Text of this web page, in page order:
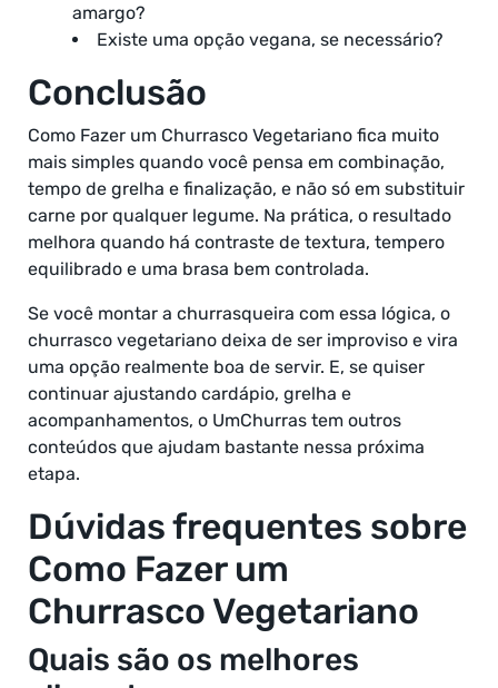
amargo?
Existe uma opção vegana, se necessário?
Conclusão
Como Fazer um Churrasco Vegetariano fica muito
mais simples quando você pensa em combinação,
tempo de grelha e finalização, e não só em substituir
carne por qualquer legume. Na prática, o resultado
melhora quando há contraste de textura, tempero
equilibrado e uma brasa bem controlada.
Se você montar a churrasqueira com essa lógica, o
churrasco vegetariano deixa de ser improviso e vira
uma opção realmente boa de servir. E, se quiser
continuar ajustando cardápio, grelha e
acompanhamentos, o UmChurras tem outros
conteúdos que ajudam bastante nessa próxima
etapa.
Dúvidas frequentes sobre
Como Fazer um
Churrasco Vegetariano
Quais são os melhores